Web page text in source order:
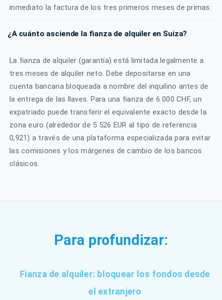
inmediato la factura de los tres primeros meses de primas.
¿A cuánto asciende la fianza de alquiler en Suiza?
La fianza de alquiler (garantía) está limitada legalmente a
tres meses de alquiler neto. Debe depositarse en una
cuenta bancaria bloqueada a nombre del inquilino antes de
la entrega de las llaves. Para una fianza de 6 000 CHF, un
expatriado puede transferir el equivalente exacto desde la
zona euro (alrededor de 5 526 EUR al tipo de referencia
0,921) a través de una plataforma especializada para evitar
las comisiones y los márgenes de cambio de los bancos
clásicos.
Para profundizar:
Fianza de alquiler: bloquear los fondos desde
el extranjero